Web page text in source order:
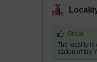
areas of Gurgaon and
and professionals
to reside in
of its reputation f
Great
The locality is
station of the